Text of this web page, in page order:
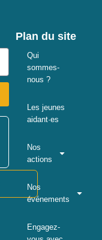
Plan du site
Qui
sommes-
nous ?
Les jeunes
aidant·es
Nos
actions
Nos
événements
Engagez-